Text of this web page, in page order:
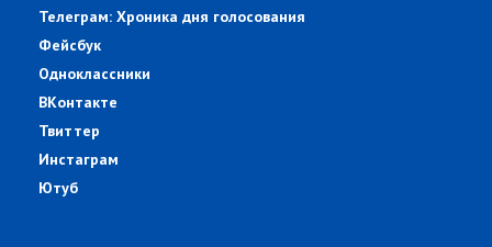
Телеграм: Хроника дня голосования
Фейсбук
Одноклассники
ВКонтакте
Твиттер
Инстаграм
Ютуб